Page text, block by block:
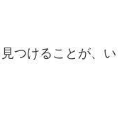
つけることが、い